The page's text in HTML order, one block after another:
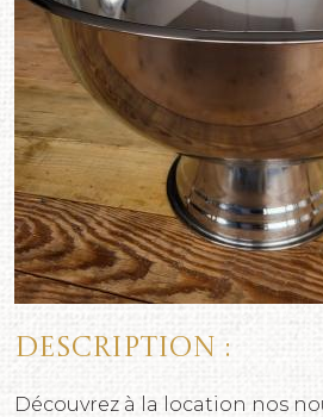
Description :
Découvrez à la location nos